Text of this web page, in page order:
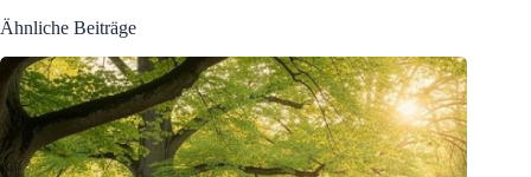
Ähnliche Beiträge